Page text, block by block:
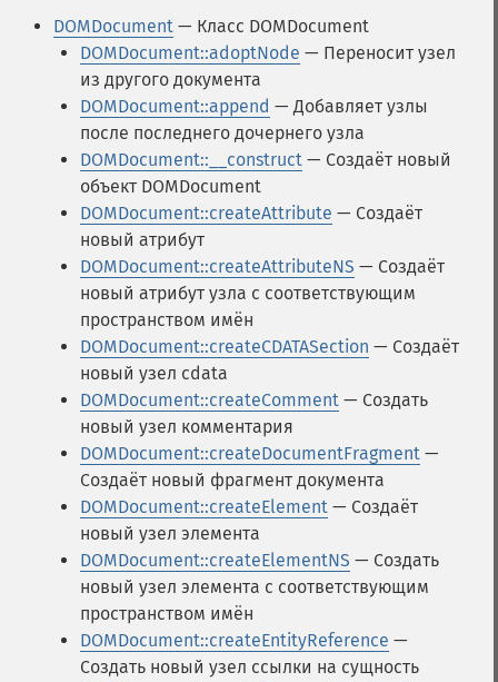
DOMDocument — Класс DOMDocument
DOMDocument::adoptNode — Переносит узел
из другого документа
DOMDocument::append — Добавляет узлы
после последнего дочернего узла
DOMDocument::__construct — Создаёт новый
объект DOMDocument
DOMDocument::createAttribute — Создаёт
новый атрибут
DOMDocument::createAttributeNS — Создаёт
новый атрибут узла с соответствующим
пространством имён
DOMDocument::createCDATASection — Создаёт
новый узел cdata
DOMDocument::createComment — Создать
новый узел комментария
DOMDocument::createDocumentFragment —
Создаёт новый фрагмент документа
DOMDocument::createElement — Создаёт
новый узел элемента
DOMDocument::createElementNS — Создать
новый узел элемента с соответствующим
пространством имён
DOMDocument::createEntityReference —
Создать новый узел ссылки на сущность